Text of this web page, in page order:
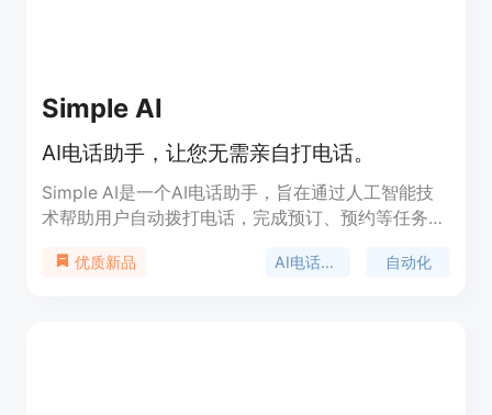
Simple AI
AI电话助手，让您无需亲自打电话。
Simple AI是一个AI电话助手，旨在通过人工智能技
术帮助用户自动拨打电话，完成预订、预约等任务。
效率，特别是在需要联系多个商家或服务提供者时，
优质新品 AI电话助手 自动化